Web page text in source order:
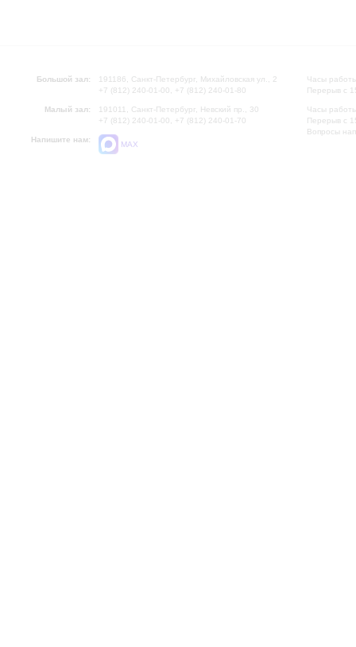
Большой зал:
191186, Санкт-Петербург, Михайловская ул., 2
+7 (812) 240-01-00, +7 (812) 240-01-80
Малый зал:
191011, Санкт-Петербург, Невский пр., 30
+7 (812) 240-01-00, +7 (812) 240-01-70
Напишите нам:
MAX
Часы
Перерыв с
Часы
Перерыв с
Вопросы